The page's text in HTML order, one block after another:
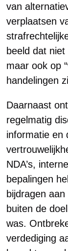
van
verplaatsen
beeld dat niet
maar ook op
handelingen
Daarnaast
regelmatig
informatie en
NDA’s,
bepalingen
bijdragen
buiten de
was.
verdediging